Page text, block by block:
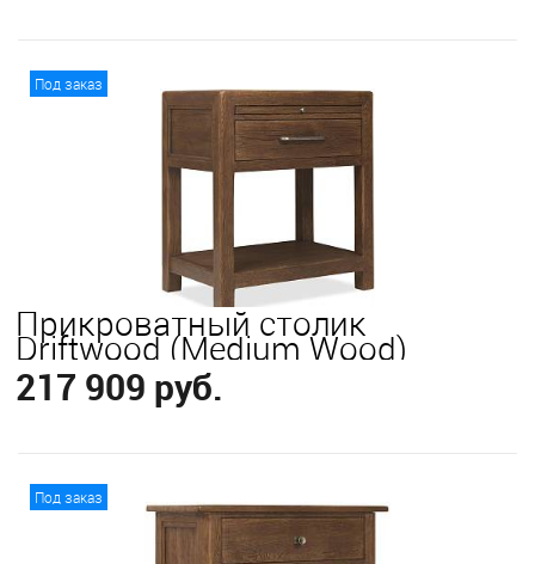
В корзину
Под заказ
Прикроватный столик
Driftwood (Medium Wood)
217 909 руб.
В корзину
Под заказ